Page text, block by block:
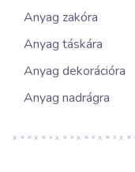
Anyag zakóra
Anyag táskára
Anyag dekorációra
Anyag nadrágra